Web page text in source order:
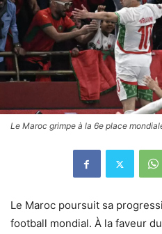
Le Maroc grimpe à la 6e place
Le Maroc poursuit sa
football mondial. À la faveur